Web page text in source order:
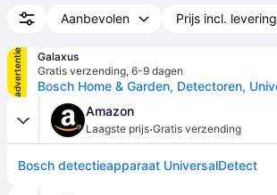
Aanbevolen Prijs incl. levering
advertentie
Galaxus
Gratis verzending, 6-9 dagen
Amazon
Laagste prijs·Gratis verzending
Bosch detectieapparaat UniversalDetect